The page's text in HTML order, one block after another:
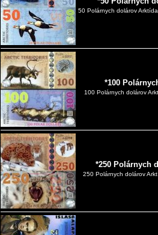
50 Polárnych dolárov
*100
100 Polárnych dolárov
*250 Polárnych
250 Polárnych dolárov